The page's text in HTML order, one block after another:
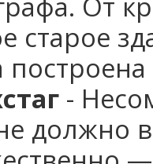
старое
-
должно